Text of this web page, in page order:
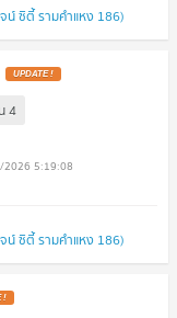
น์ ซิตี้ รามคำแหง 186)
UPDATE !
4
5:19:08
น์ ซิตี้ รามคำแหง 186)
!